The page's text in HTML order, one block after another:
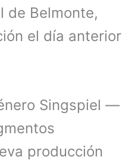
de Belmonte,
el día anterior
Singspiel —
producción